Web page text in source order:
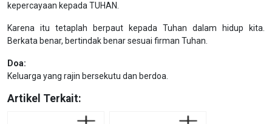
kepercayaan kepada TUHAN.
Karena itu tetaplah berpaut kepada Tuhan dalam hidup kita.
Berkata benar, bertindak benar sesuai firman Tuhan.
Doa:
Keluarga yang rajin bersekutu dan berdoa.
Artikel Terkait: